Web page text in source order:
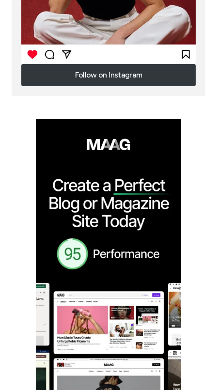
Follow on Instagram
Follow on Instagram